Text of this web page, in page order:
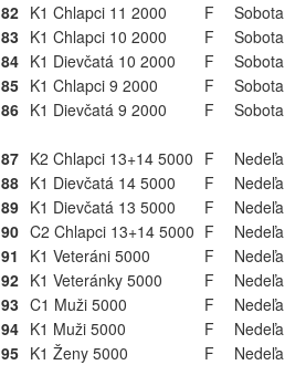
82 K1 Chlapci 11 2000 F Sobota
83 K1 Chlapci 10 2000 F Sobota
84 K1 Dievčatá 10 2000 F Sobota
85 K1 Chlapci 9 2000 F Sobota
86 K1 Dievčatá 9 2000 F Sobota
87 K2 Chlapci 13+14 5000 F Nedeľa
88 K1 Dievčatá 14 5000 F Nedeľa
89 K1 Dievčatá 13 5000 F Nedeľa
90 C2 Chlapci 13+14 5000 F Nedeľa
91
K1 Veteráni 5000 F Nedeľa
92 K1 Veteránky 5000 F Nedeľa
93 C1 Muži 5000 F Nedeľa
94 K1 Muži 5000 F Nedeľa
95 K1 Ženy 5000 F Nedeľa